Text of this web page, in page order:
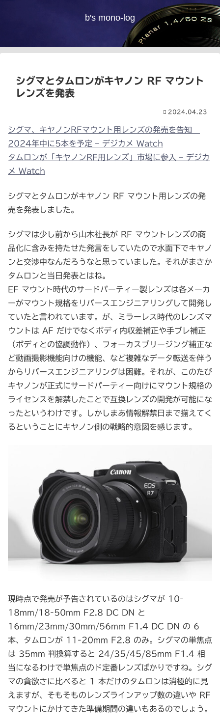
b's mono-log
シグマとタムロンがキヤノン RF マウント
レンズを発表
2024.04.23
シグマ、キヤノンRFマウント用レンズの発売を告知
2024年中に5本を予定 – デジカメ Watch
タムロンが「キヤノンRF用レンズ」市場に参入 – デジカ
メ Watch
シグマとタムロンがキヤノン RF マウント用レンズの発
売を発表しました。
シグマは少し前から山木社長が RF マウントレンズの商
品化に含みを持たせた発言をしていたので水面下でキヤノ
ンと交渉中なんだろうなと思っていました。それがまさか
タムロンと当日発表とはね。
EF マウント時代のサードパーティー製レンズは各メーカ
ーがマウント規格をリバースエンジニアリングして開発し
ていたと言われています。が、ミラーレス時代のレンズマ
ウントは AF だけでなくボディ内収差補正や手ブレ補正
（ボディとの協調動作）、フォーカスブリージング補正な
ど動画撮影機能向けの機能、など複雑なデータ転送を伴う
からリバースエンジニアリングは困難。それが、このたび
キヤノンが正式にサードパーティー向けにマウント規格の
ライセンスを解禁したことで互換レンズの開発が可能にな
ったというわけです。しかしまあ情報解禁日まで揃えてく
るということにキヤノン側の戦略的意図を感じます。
現時点で発売が予告されているのはシグマが 10-
18mm/18-50mm F2.8 DC DN と
16mm/23mm/30mm/56mm F1.4 DC DN の 6
本、タムロンが 11-20mm F2.8 のみ。シグマの単焦点
は 35mm 判換算すると 24/35/45/85mm F1.4 相
当になるわけで単焦点のド定番レンズばかりですね。シグ
マの貪欲さに比べると 1 本だけのタムロンは消極的に見
えますが、そもそものレンズラインアップ数の違いや RF
マウントにかけてきた準備期間の違いもあるのでしょう。